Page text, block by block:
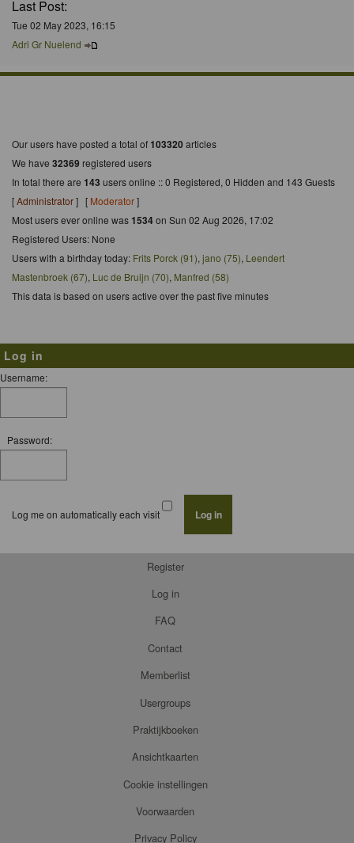
Last Post:
Tue 02 May 2023, 16:15
Adri Gr Nuelend
Our users have posted a total of103320 articles
We have 32369 registered users
In total there are 143 users online :: 0 Registered, 0 Hidden and 143 Guests
[Administrator] [ Moderator]
Most users ever online was1534on Sun 02 Aug 2026, 17:02
Registered Users: None
Users with a birthday today: Frits Porck (91), jano (75), Leendert
Mastenbroek (67), Luc de Bruijn (70), Manfred (58)
This data is based on users active over the past five minutes
Log in
Username:
Password:
Log me on automatically each visit
Register
Log in
FAQ
Contact
Memberlist
Usergroups
Praktijkboeken
Ansichtkaarten
Cookie instellingen
Voorwaarden
Privacy Policy